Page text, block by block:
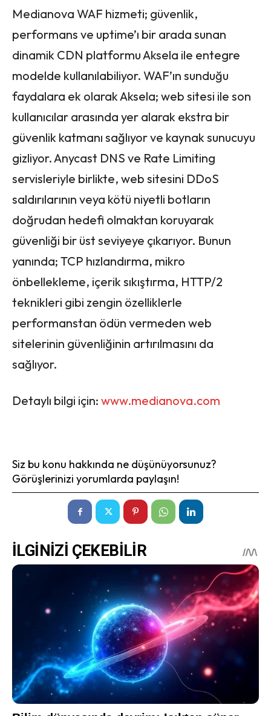
Medianova WAF hizmeti; güvenlik,
performans ve uptime’ı bir arada sunan
dinamik CDN platformu Aksela ile entegre
modelde kullanılabiliyor. WAF’ın sunduğu
faydalara ek olarak Aksela; web sitesi ile son
kullanıcılar arasında yer alarak ekstra bir
güvenlik katmanı sağlıyor ve kaynak sunucuyu
gizliyor. Anycast DNS ve Rate Limiting
servisleriyle birlikte, web sitesini DDoS
saldırılarının veya kötü niyetli botların
doğrudan hedefi olmaktan koruyarak
güvenliği bir üst seviyeye çıkarıyor. Bunun
yanında; TCP hızlandırma, mikro
önbellekleme, içerik sıkıştırma, HTTP/2
teknikleri gibi zengin özelliklerle
performanstan ödün vermeden web
sitelerinin güvenliğinin artırılmasını da
sağlıyor.
Detaylı bilgi için: www.medianova.com
Siz bu konu hakkında ne düşünüyorsunuz?
Görüşlerinizi yorumlarda paylaşın!